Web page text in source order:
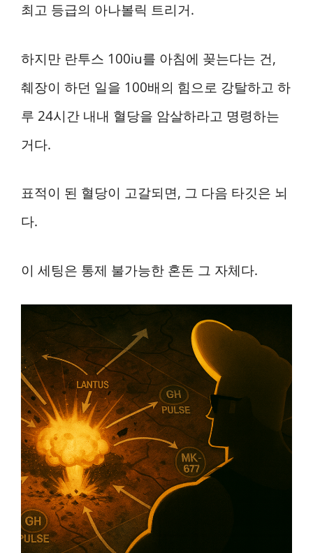
최고 등급의 아나볼릭 트리거.
하지만 란투스 100iu를 아침에 꽂는다는 건,
췌장이 하던 일을 100배의 힘으로 강탈하고 하
루 24시간 내내 혈당을 암살하라고 명령하는
거다.
표적이 된 혈당이 고갈되면, 그 다음 타깃은 뇌
다.
이 세팅은 통제 불가능한 혼돈 그 자체다.